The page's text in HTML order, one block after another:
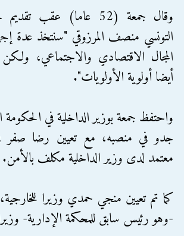
وقال جمعة (52 عاما) عقب
التونسي منصف المرزوقي "سنتخذ عدة
المجال الاقتصادي والاجتماعي، ولكن
أيضا أولوية الأولويات".
واحتفظ جمعة بوزير الداخلية في الحكومة
جدو في منصبه، مع تعيين رضا
معتمد لدى وزير الداخلية مكلف بالأمن.
كما تم تعيين منجي حمدي وزيرا
-وهو رئيس سابق للمحكمة الإدارية-